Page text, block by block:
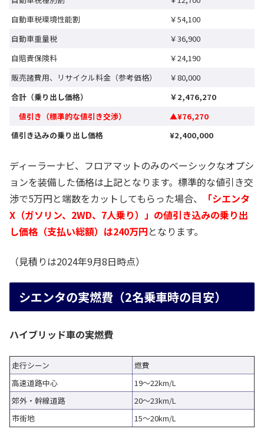
自動車税環境性能割
￥54,100
自動車重量税
￥36,900
自賠責保険料
￥24,190
販売諸費用、リサイクル料金（参考価格）
￥80,000
合計（乗り出し価格）
￥2,476,270
値引き（標準的な値引き交渉）
▲¥76,270
値引き込みの乗り出し価格
¥2,400,000
ディーラーナビ、フロアマットのみのベーシックなオプシ
ョンを装備した価格は上記となります。標準的な値引き交
渉で5万円と端数をカットしてもらった場合、
「シエンタ
X（ガソリン、2WD、7人乗り）」の値引き込みの乗り出
し価格（支払い総額）は240万円となります。
（見積りは2024年9月8日時点）
シエンタの実燃費（2名乗車時の目安）
ハイブリッド車の実燃費
走行シーン
燃費
高速道路中心
19～22km/L
郊外・幹線道路
20～23km/L
市街地
15～20km/L